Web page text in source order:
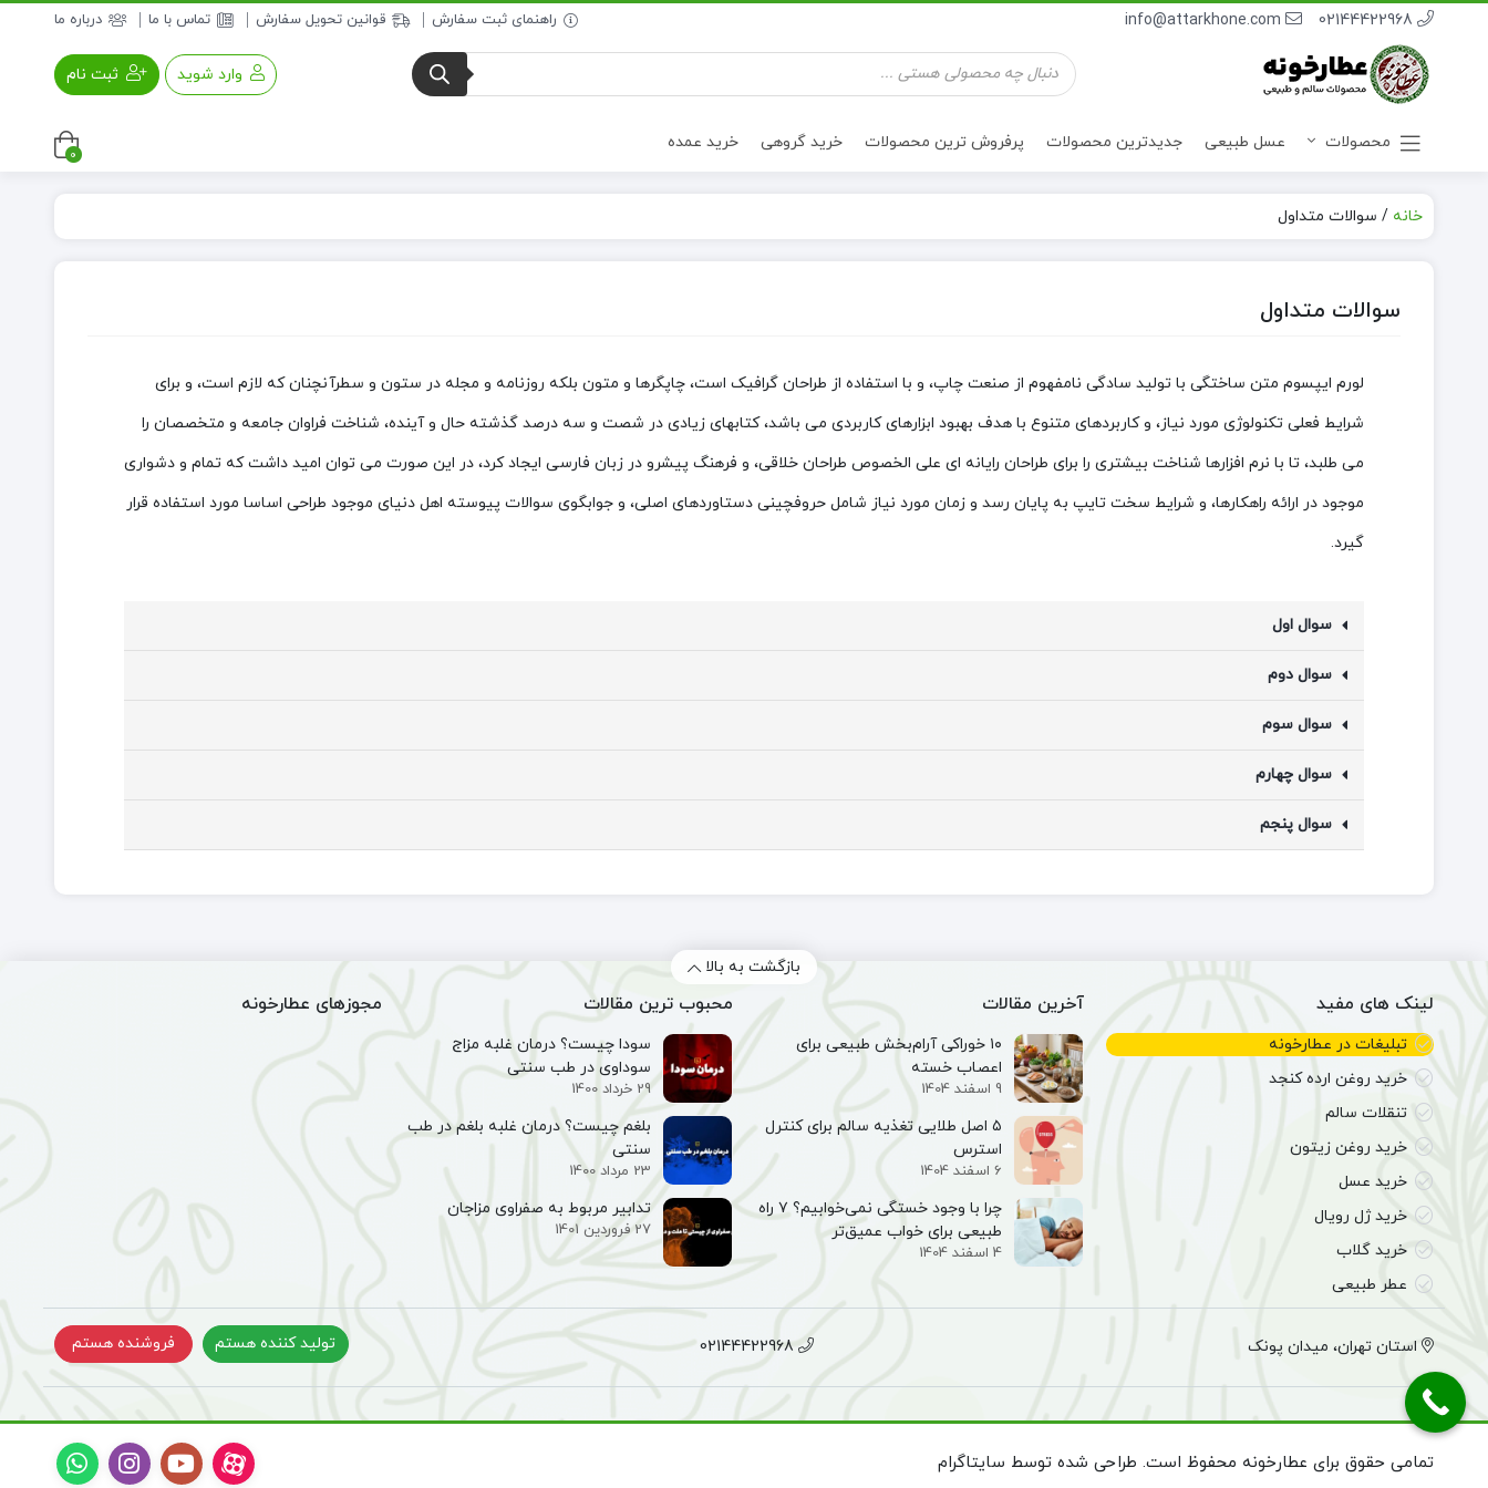
راهنمای ثبت سفارش قوانین تحویل سفارش تماس با ما درباره ما 02144422968
info@attarkhone.com
وارد شوید ثبت نام
محصولات عسل طبیعی جدیدترین محصولات پرفروش ترین محصولات خرید گروهی خرید عمده
0
خانه / سوالات متداول
سوالات متداول
لورم ایپسوم متن ساختگی با تولید سادگی نامفهوم از صنعت چاپ، و با استفاده از طراحان گرافیک است، چاپگرها و متون بلکه روزنامه و مجله در ستون و سطرآنچنان که لازم است، و برای
شرایط فعلی تکنولوژی مورد نیاز، و کاربردهای متنوع با هدف بهبود ابزارهای کاربردی می باشد، کتابهای زیادی در شصت و سه درصد گذشته حال و آینده، شناخت فراوان جامعه و متخصصان را
می طلبد، تا با نرم افزارها شناخت بیشتری را برای طراحان رایانه ای علی الخصوص طراحان خلاقی، و فرهنگ پیشرو در زبان فارسی ایجاد کرد، در این صورت می توان امید داشت که تمام و دشواری
موجود در ارائه راهکارها، و شرایط سخت تایپ به پایان رسد و زمان مورد نیاز شامل حروفچینی دستاوردهای اصلی، و جوابگوی سوالات پیوسته اهل دنیای موجود طراحی اساسا مورد استفاده قرار
گیرد.
سوال اول
سوال دوم
سوال سوم
سوال چهارم
سوال پنجم
بازگشت به بالا
لینک های مفید
تبلیغات در عطارخونه
خرید روغن ارده کنجد
تنقلات سالم
خرید روغن زیتون
خرید عسل
خرید ژل رویال
خرید گلاب
عطر طبیعی
آخرین مقالات
۱۰ خوراکی آرام‌بخش طبیعی برای
اعصاب خسته
9 اسفند 1404
۵ اصل طلایی تغذیه سالم برای کنترل
استرس
6 اسفند 1404
چرا با وجود خستگی نمی‌خوابیم؟ ۷ راه
طبیعی برای خواب عمیق‌تر
4 اسفند 1404
محبوب ترین مقالات
سودا چیست؟ درمان غلبه مزاج
سوداوی در طب سنتی
29 خرداد 1400
بلغم چیست؟ درمان غلبه بلغم در طب
سنتی
23 مرداد 1400
تدابیر مربوط به صفراوی مزاجان
27 فروردین 1401
مجوزهای عطارخونه
استان تهران، میدان پونک 02144422968 تولید کننده هستم فروشنده هستم
تمامی حقوق برای عطارخونه محفوظ است. طراحی شده توسط سایتاگرام